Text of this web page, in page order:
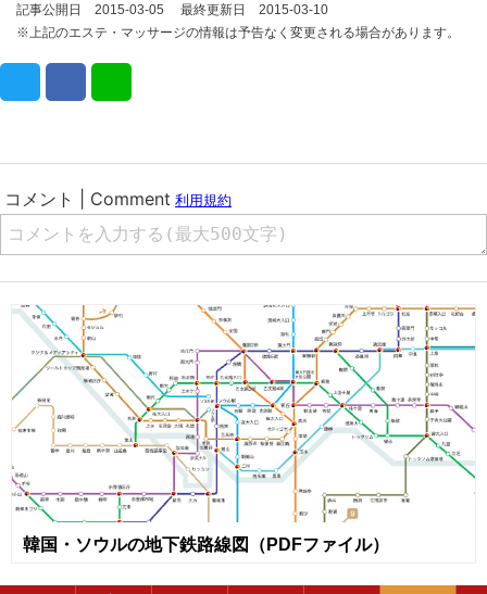
記事公開日 2015-03-05 最終更新日 2015-03-10
※上記のエステ・マッサージの情報は予告なく変更される場合があります。
韓国・ソウルの地下鉄路線図（PDFファイル）